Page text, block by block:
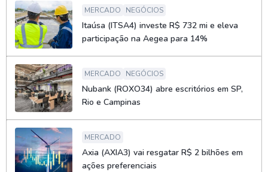
MERCADO NEGÓCIOS
Itaúsa (ITSA4) investe R$ 732 mi e eleva
participação na Aegea para 14%
MERCADO NEGÓCIOS
Nubank (ROXO34) abre escritórios em SP,
Rio e Campinas
MERCADO
Axia (AXIA3) vai resgatar R$ 2 bilhões em
ações preferenciais